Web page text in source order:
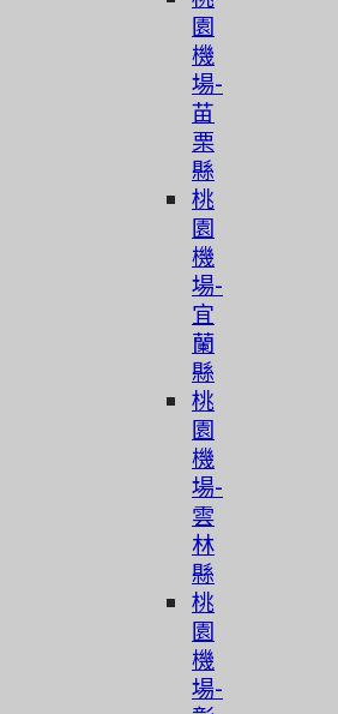
園
機
場-
苗
栗
縣
桃
園
機
場-
宜
蘭
縣
桃
園
機
場-
雲
林
縣
桃
園
機
場-